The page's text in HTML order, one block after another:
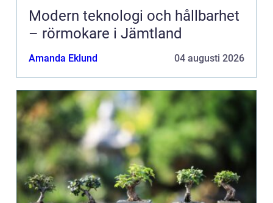
Modern teknologi och hållbarhet
– rörmokare i Jämtland
Amanda Eklund 04 augusti 2026